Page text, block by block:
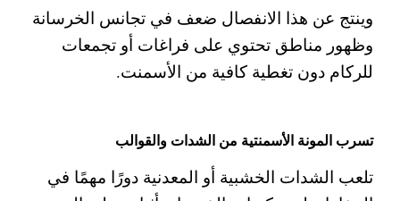
وينتج عن هذا الانفصال ضعف في تجانس الخرسانة
وظهور مناطق تحتوي على فراغات أو تجمعات
للركام دون تغطية كافية من الأسمنت.
تسرب المونة الأسمنتية من الشدات والقوالب
تلعب الشدات الخشبية أو المعدنية دورًا مهمًا في